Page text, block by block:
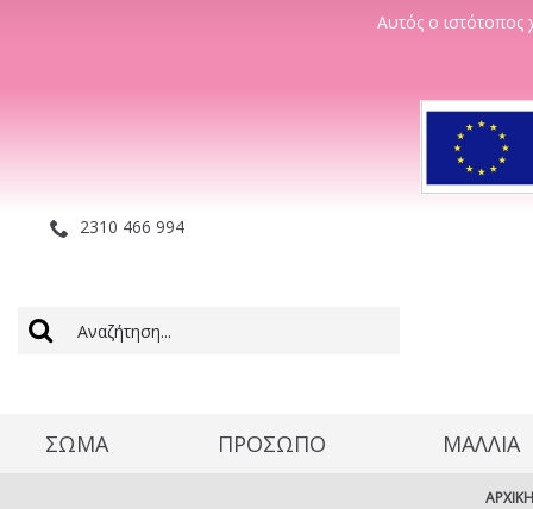
Αυτός ο ιστότοπος
2310 466 994
ΣΩΜΑ ΠΡΟΣΩΠΟ ΜΑΛΛΊΑ
ΑΡΧΙΚΉ